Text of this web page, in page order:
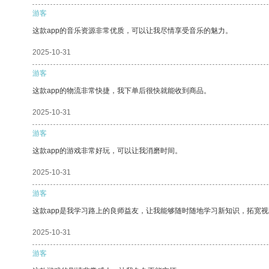
游客
这款app的音乐资源非常优质，可以让我尽情享受音乐的魅力。
2025-10-31
游客
这款app的物流非常快捷，我下单后很快就能收到商品。
2025-10-31
游客
这款app的游戏非常好玩，可以让我消磨时间。
2025-10-31
游客
这款app是我学习路上的良师益友，让我能够随时随地学习新知识，拓宽
2025-10-31
游客